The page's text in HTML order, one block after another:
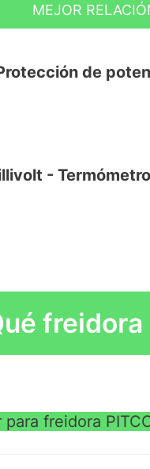
níquel con un mango
MEJOR
de
- Termómetro
freidora